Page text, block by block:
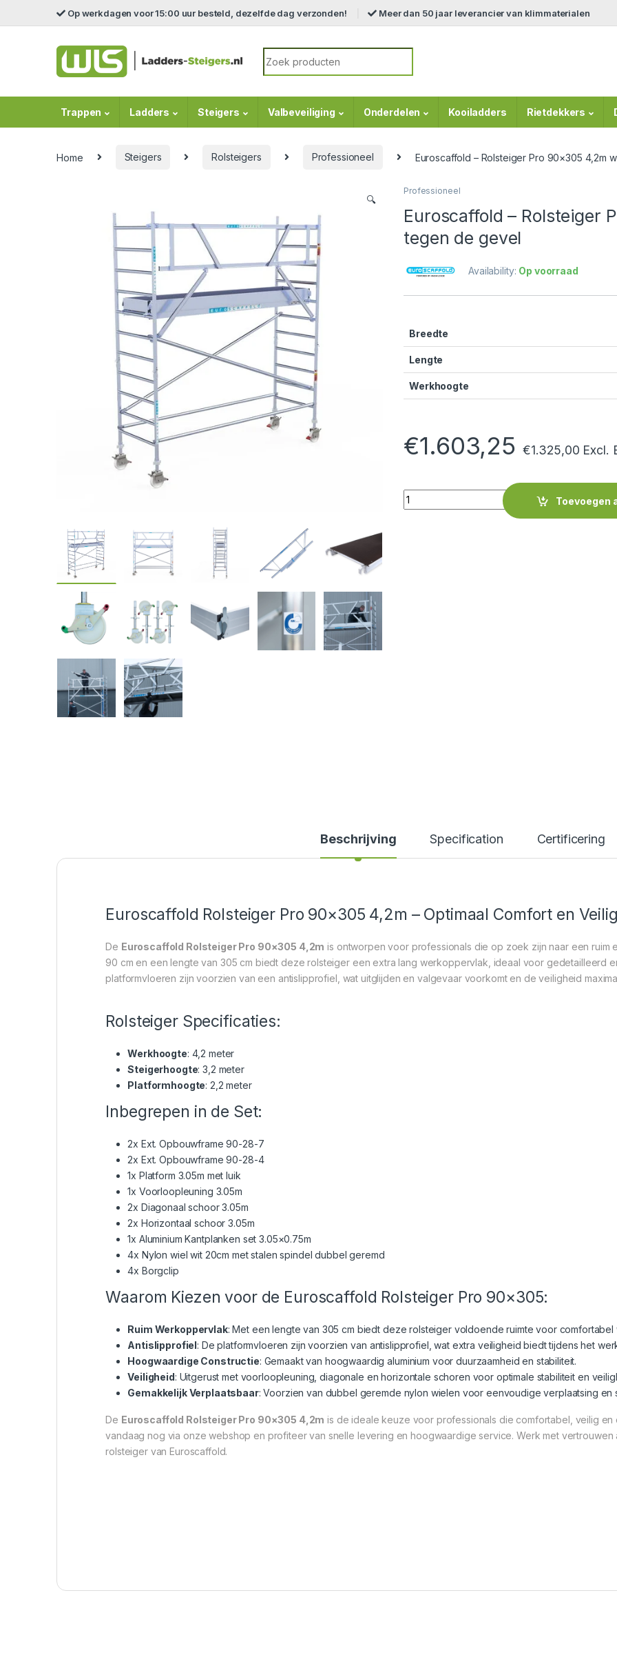
Skip to navigation
Skip to content Op werkdagen voor 15:00 uur besteld, dezelfde dag verzonden! Meer dan 50 jaar leverancier van klimmaterialen
Search for:
Trappen Ladders Steigers Valbeveiliging Onderdelen Kooiladders Rietdekkers
Home Steigers Rolsteigers Professioneel Euroscaffold – Rolsteiger Pro 90×305 4,2m
🔍
Professioneel
Euroscaffold – Rolsteiger
tegen de gevel
Availability: Op voorraad
Breedte
Lengte
Werkhoogte
€1.603,25 €1.325,00 Excl.
Quantity
Toevoegen
Beschrijving Specification Certificering
Euroscaffold Rolsteiger Pro 90×305 4,2m – Optimaal Comfort en
De Euroscaffold Rolsteiger Pro 90×305 4,2m is ontworpen voor professionals die op zoek zijn naar een ruim
90 cm en een lengte van 305 cm biedt deze rolsteiger een extra lang werkoppervlak, ideaal voor gedetailleerd
platformvloeren zijn voorzien van een antislipprofiel, wat uitglijden en valgevaar voorkomt en de veiligheid
Rolsteiger Specificaties:
Werkhoogte: 4,2 meter
Steigerhoogte: 3,2 meter
Platformhoogte: 2,2 meter
Inbegrepen in de Set:
2x Ext. Opbouwframe 90-28-7
2x Ext. Opbouwframe 90-28-4
1x Platform 3.05m met luik
1x Voorloopleuning 3.05m
2x Diagonaal schoor 3.05m
2x Horizontaal schoor 3.05m
1x Aluminium Kantplanken set 3.05×0.75m
4x Nylon wiel wit 20cm met stalen spindel dubbel geremd
4x Borgclip
Waarom Kiezen voor de Euroscaffold Rolsteiger Pro 90×305:
Ruim Werkoppervlak: Met een lengte van 305 cm biedt deze rolsteiger voldoende ruimte voor comfortabel
Antislipprofiel: De platformvloeren zijn voorzien van antislipprofiel, wat extra veiligheid biedt tijdens het
Hoogwaardige Constructie: Gemaakt van hoogwaardig aluminium voor duurzaamheid en stabiliteit.
Veiligheid: Uitgerust met voorloopleuning, diagonale en horizontale schoren voor optimale stabiliteit en
Gemakkelijk Verplaatsbaar: Voorzien van dubbel geremde nylon wielen voor eenvoudige verplaatsing en
De Euroscaffold Rolsteiger Pro 90×305 4,2m is de ideale keuze voor professionals die comfortabel, veilig
vandaag nog via onze webshop en profiteer van snelle levering en hoogwaardige service. Werk met
rolsteiger van Euroscaffold.